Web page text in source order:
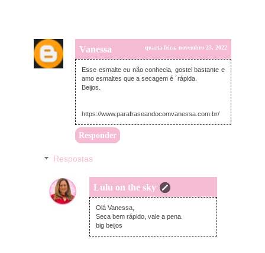
Vanessa quarta-feira, novembro 23, 2022
Esse esmalte eu não conhecia, gostei bastante e
amo esmaltes que a secagem é ´rápida.
Beijos.
https://www.parafraseandocomvanessa.com.br/
Responder
Respostas
Lulu on the sky
quarta-feira, novembro 23, 2022
Olá Vanessa,
Seca bem rápido, vale a pena.
big beijos